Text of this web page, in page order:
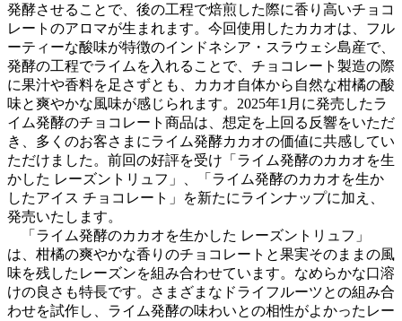
発酵させることで、後の工程で焙煎した際に香り高いチョコ
レートのアロマが生まれます。今回使用したカカオは、フル
ーティーな酸味が特徴のインドネシア・スラウェシ島産で、
発酵の工程でライムを入れることで、チョコレート製造の際
に果汁や香料を足さずとも、カカオ自体から自然な柑橘の酸
味と爽やかな風味が感じられます。2025年1月に発売したラ
イム発酵のチョコレート商品は、想定を上回る反響をいただ
き、多くのお客さまにライム発酵カカオの価値に共感してい
ただけました。前回の好評を受け「ライム発酵のカカオを生
かした レーズントリュフ」、「ライム発酵のカカオを生か
したアイス チョコレート」を新たにラインナップに加え、
発売いたします。
「ライム発酵のカカオを生かした レーズントリュフ」
は、柑橘の爽やかな香りのチョコレートと果実そのままの風
味を残したレーズンを組み合わせています。なめらかな口溶
けの良さも特長です。さまざまなドライフルーツとの組み合
わせを試作し、ライム発酵の味わいとの相性がよかったレー